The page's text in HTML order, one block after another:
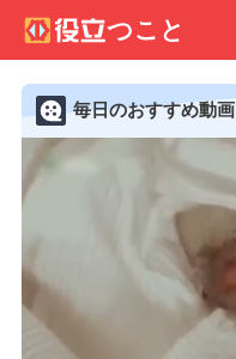
毎日のおすすめ動画